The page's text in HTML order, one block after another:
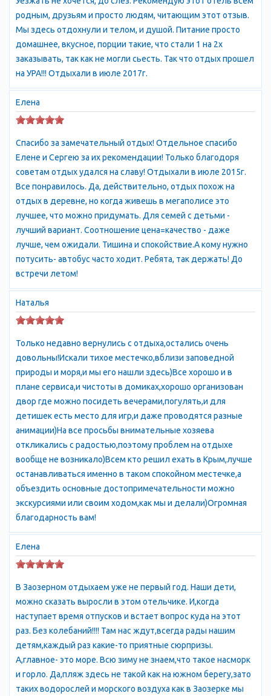
родным, друзьям и просто людям, читающим этот отзыв.
Мы здесь отдохнули и телом, и душой. Питание просто
домашнее, вкусное, порции такие, что стали 1 на 2х
заказывать, так как не могли сьесть. Так что отдых прошел
на УРА!!! Отдыхали в июле 2017г.
Елена
Спасибо за замечательный отдых! Отдельное спасибо
Елене и Сергею за их рекомендации! Только благодоря
советам отдых удался на славу! Отдыхали в июле 2015г.
Все понравилось. Да, действительно, отдых похож на
отдых в деревне, но когда живешь в мегаполисе это
лучшее, что можно придумать. Для семей с детьми -
лучший вариант. Соотношение цена=качество - даже
лучше, чем ожидали. Тишина и спокойствие.А кому нужно
потусить- автобус часто ходит. Ребята, так держать! До
встречи летом!
Наталья
Только недавно вернулись с отдыха,остались очень
довольны!Искали тихое местечко,вблизи заповедной
природы и моря,и мы его нашли здесь)Все хорошо и в
плане сервиса,и чистоты в домиках,хорошо организован
двор где можно посидеть вечерами,погулять,и для
детишек есть место для игр,и даже проводятся разные
анимации)На все просьбы внимательные хозяева
откликались с радостью,поэтому проблем на отдыхе
вообще не возникало)Всем кто решил ехать в Крым,лучше
останавливаться именно в таком спокойном местечке,а
объездить основные достопримечательности можно
экскурсиями или своим ходом,как мы и делали)Огромная
благодарность вам!
Елена
В Заозерном отдыхаем уже не первый год. Наши дети,
можно сказать выросли в этом отельчике. И,когда
наступает время отпусков и встает вопрос куда на этот
раз. Без колебаний!!!! Там нас ждут,всегда рады нашим
детям,каждый раз какие-то приятные сюрпризы.
А,главное- это море. Всю зиму не знаем,что такое насморк
и горло. Да,пляж здесь не такой как на южном берегу,зато
таких водорослей и морского воздуха как в Заозерке мы